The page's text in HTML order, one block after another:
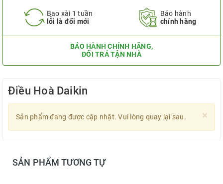
Bao xài 1 tuần
lỗi là đổi mới
Bảo hành
chính hãng
BẢO HÀNH CHÍNH HÃNG,
ĐỔI TRẢ TẬN NHÀ
Điều Hoà Daikin
×
Sản phẩm đang được cập nhật. Vui lòng quay lại sau.
SẢN PHẨM TƯƠNG TỰ